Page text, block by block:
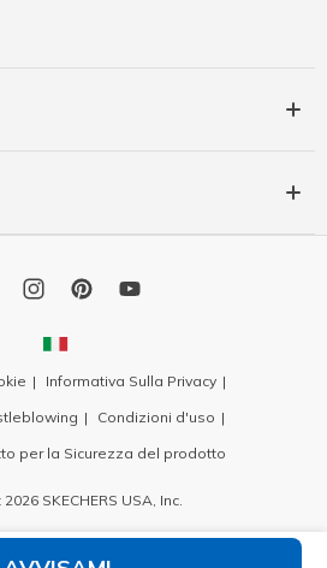
Informativa Sulla Privacy
Condizioni d'uso
per la Sicurezza del prodotto
SKECHERS USA, Inc.